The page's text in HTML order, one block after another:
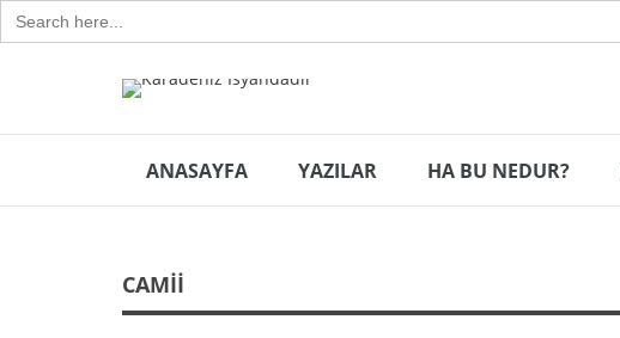
Search
for:
ANASAYFA YAZILAR HA BU NEDUR?
CAMII